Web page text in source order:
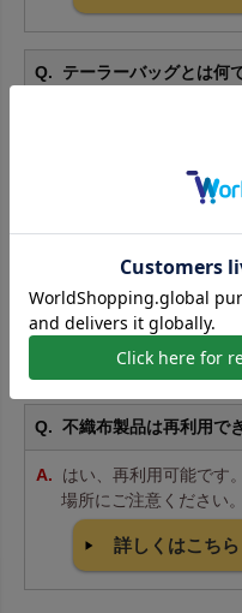
テーラーバッグとは何
ーツカバーやガーメン
不織布製品の耐久性は
厚みにもよりますが、
ただけます。繰り返し
対応しています。
不織布製品は再利用で
はい、再利用可能です
場所にご注意ください。
詳しくはこちら